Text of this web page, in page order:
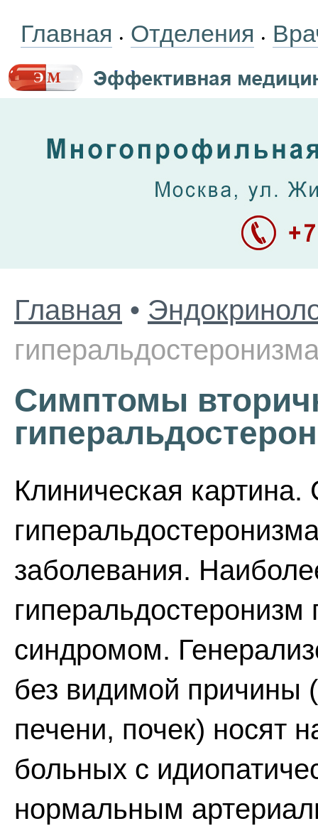
Главная • Отделения •
Главная •
Симптомы
Клиническая
заболевания.
синдромом.
без видимой причины
печени, почек) носят
больных с
нормальным